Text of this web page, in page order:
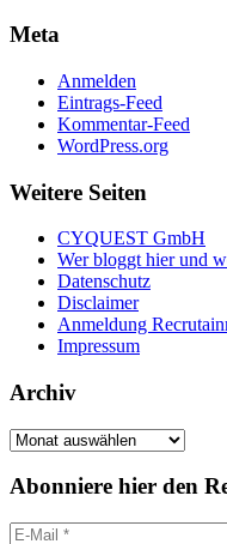
Meta
Anmelden
Eintrags-Feed
Kommentar-Feed
WordPress.org
Weitere Seiten
CYQUEST GmbH
Wer bloggt hier und
Datenschutz
Disclaimer
Anmeldung
Impressum
Archiv
Archiv
Abonniere hier den